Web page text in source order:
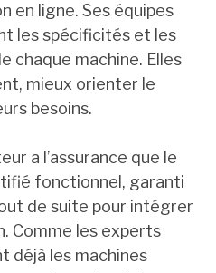
en ligne. Ses équipes
les spécificités et les
chaque machine. Elles
mieux orienter le
besoins.
a l’assurance que le
fonctionnel, garanti
de suite pour intégrer
Comme les experts
déjà les machines